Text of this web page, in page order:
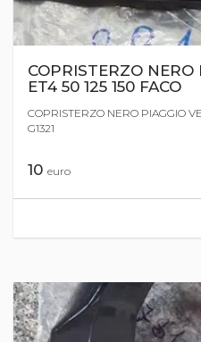
COPRISTERZO NERO
ET4 50 125 150 FACO
COPRISTERZO NERO PIAGGIO
G1321
10 euro